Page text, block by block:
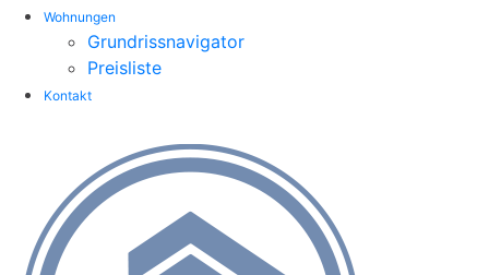
Wohnungen
Grundrissnavigator
Preisliste
Kontakt